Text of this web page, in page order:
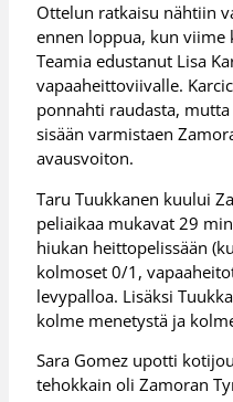
Ottelun ratkaisu nähtiin
ennen loppua, kun viime
Teamia edustanut Lisa
vapaaheittoviivalle.
ponnahti raudasta,
sisään varmistaen
avausvoiton.
Taru Tuukkanen kuului
peliaikaa mukavat 29
hiukan heittopelissään
kolmoset 0/1,
levypalloa. Lisäksi
kolme menetystä ja
Sara Gomez upotti
tehokkain oli Zamoran